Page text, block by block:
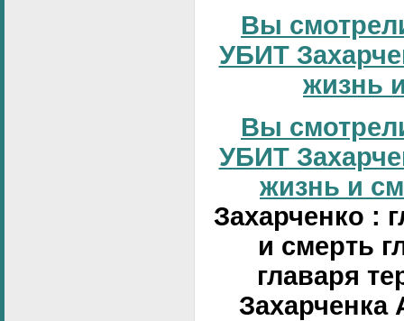
Вы
УБИТ
жизнь
Вы
УБИТ
жизнь и
Захарченко :
и смерть
главаря
Захарченка